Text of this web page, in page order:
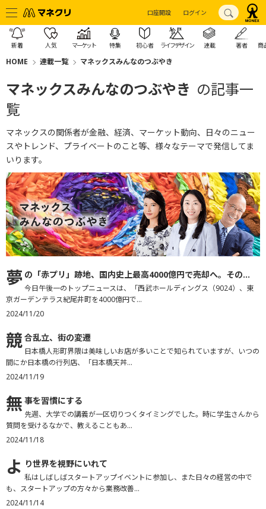
口座開設 ログイン
新着 人気 マーケット 特集 初心者 ライフデザイン 連載 著者 商
HOME 連載一覧 マネックスみんなのつぶやき
マネックスみんなのつぶやき の記事一
覧
マネックスの関係者が金融、経済、マーケット動向、日々のニュー
スやトレンド、プライベートのこと等、様々なテーマで発信してま
いります。
夢 の「赤プリ」跡地、国内史上最高4000億円で売却へ。その...
今日午後一のトップニュースは、「西武ホールディングス（9024）、東
京ガーデンテラス紀尾井町を4000億円で...
2024/11/20
競合乱立、街の変遷
日本橋人形町界隈は美味しいお店が多いことで知られていますが、いつの
間にか日本橋の行列店、「日本橋天丼...
2024/11/19
無 事を習慣にする
先週、大学での講義が一区切りつくタイミングでした。時に学生さんから
質問を受けるなかで、教えることもあ...
2024/11/18
よ り世界を視野にいれて
私はしばしばスタートアップイベントに参加し、また日々の経営の中で
も、スタートアップの方々から業務改善...
2024/11/14